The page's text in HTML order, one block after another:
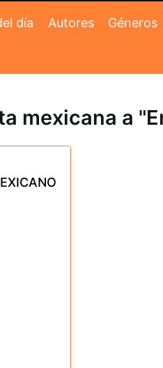
día Autores Géneros
mexicana a